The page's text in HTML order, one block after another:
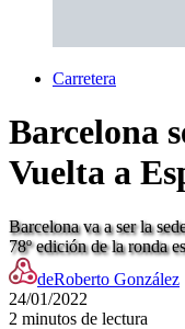
Carretera
Barcelona
Vuelta a
Barcelona va a ser la
78º edición de la ronda
deRoberto González
24/01/2022
2 minutos de lectura